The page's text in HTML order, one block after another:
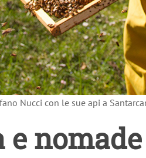
Nucci con le sue api a
nomade